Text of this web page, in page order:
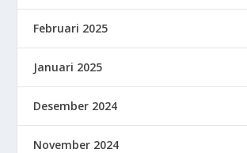
Februari 2025
Januari 2025
Desember 2024
November 2024